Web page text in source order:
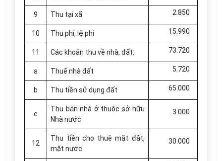
9 Thu tại xã 2.850
10 Thu phí, lệ phí 15.990
11 Các khoản thu về nhà, đất: 73.720
a Thuế nhà đất 5.720
b Thu tiền sử dụng đất 65.000
c
Thu bán nhà ở thuộc sở hữu
Nhà nước
3.000
12
Thu tiền cho thuê mặt đất,
mặt nước
30.000